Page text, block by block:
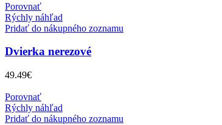
Porovnať
Rýchly náhľad
Pridať do nákupného zoznamu
Dvierka nerezové
49.49€
Porovnať
Rýchly náhľad
Pridať do nákupného zoznamu